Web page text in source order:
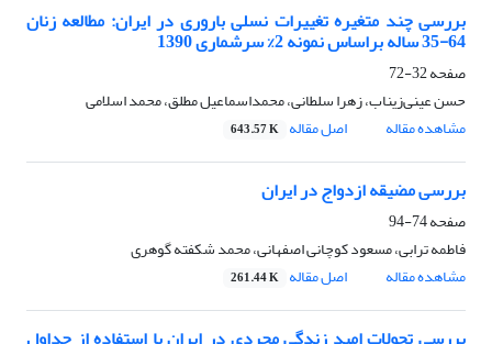
بررسی چند متغیره تغییرات نسلی باروری در ایران: مطالعه زنان
64-35 ساله براساس نمونه 2% سرشماری 1390
صفحه32-72
حسن عینی‌زیناب، زهرا سلطانی، محمداسماعیل مطلق، محمد اسلامی
مشاهده مقاله
اصل مقاله 643.57 K
بررسی مضیقه‌ ازدواج در ایران
صفحه74-94
فاطمه ترابی، مسعود کوچانی اصفهانی، محمد شکفته گوهری
مشاهده مقاله
اصل مقاله 261.44 K